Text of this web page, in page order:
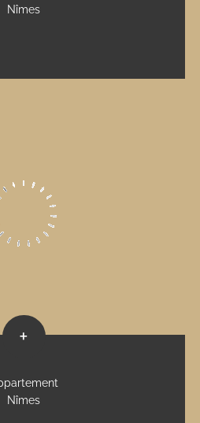
Nîmes
+
Nîmes